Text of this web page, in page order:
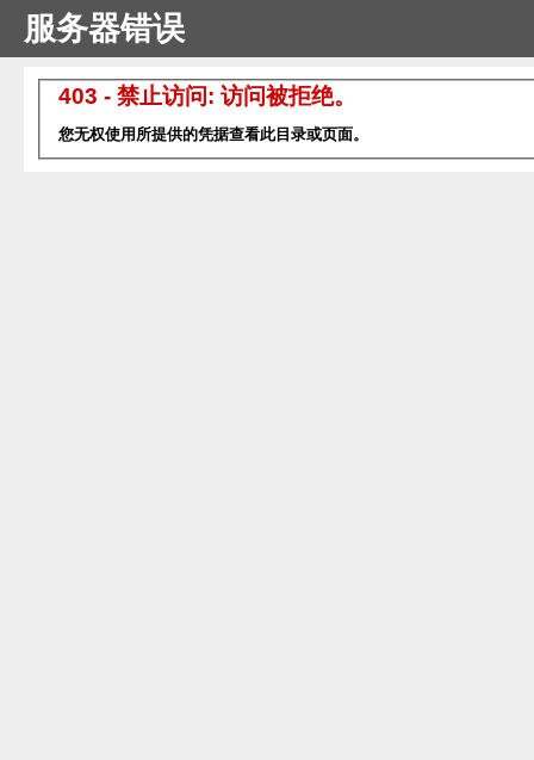
服务器错误
403 - 禁止访问: 访问被拒绝。
您无权使用所提供的凭据查看此目录或页面。